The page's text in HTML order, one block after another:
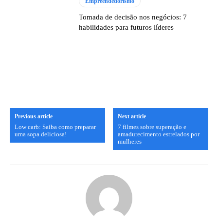
Tomada de decisão nos negócios: 7
habilidades para futuros líderes
Previous article
Low carb: Saiba como preparar
uma sopa deliciosa!
Next article
7 filmes sobre superação e
amadurecimento estrelados por
mulheres